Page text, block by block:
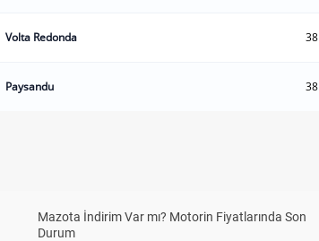
Volta Redonda 38
Paysandu 38
Mazota İndirim Var mı? Motorin Fiyatlarında Son
Durum